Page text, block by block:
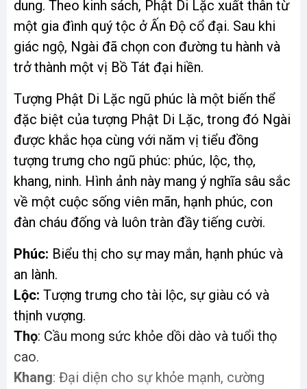
dung. Theo kinh sách, Phật Di Lặc xuất thân từ
một gia đình quý tộc ở Ấn Độ cổ đại. Sau khi
giác ngộ, Ngài đã chọn con đường tu hành và
trở thành một vị Bồ Tát đại hiền.
Tượng Phật Di Lặc ngũ phúc là một biến thể
đặc biệt của tượng Phật Di Lặc, trong đó Ngài
được khắc họa cùng với năm vị tiểu đồng
tượng trưng cho ngũ phúc: phúc, lộc, thọ,
khang, ninh. Hình ảnh này mang ý nghĩa sâu sắc
về một cuộc sống viên mãn, hạnh phúc, con
đàn cháu đống và luôn tràn đầy tiếng cười.
Phúc: Biểu thị cho sự may mắn, hạnh phúc và
an lành.
Lộc: Tượng trưng cho tài lộc, sự giàu có và
thịnh vượng.
Thọ: Cầu mong sức khỏe dồi dào và tuổi thọ
cao.
Khang: Đại diện cho sự khỏe mạnh, cường